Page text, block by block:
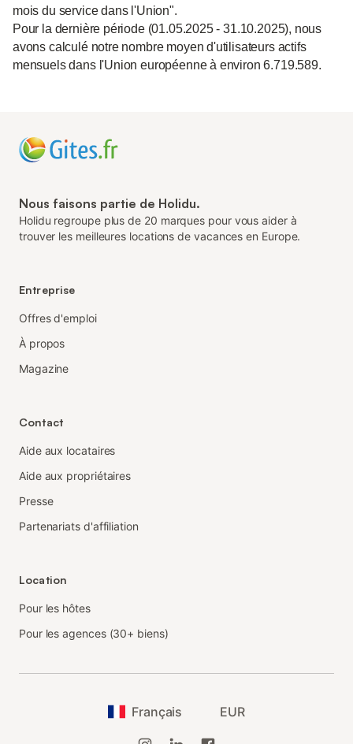
mois du service dans l'Union".
Pour la dernière période (01.05.2025 - 31.10.2025), nous
avons calculé notre nombre moyen d'utilisateurs actifs
mensuels dans l'Union européenne à environ 6.719.589.
Nous faisons partie de Holidu.
Holidu regroupe plus de 20 marques pour vous aider à
trouver les meilleures locations de vacances en Europe.
Entreprise
Offres d'emploi
À propos
Magazine
Contact
Aide aux locataires
Aide aux propriétaires
Presse
Partenariats d'affiliation
Location
Pour les hôtes
Pour les agences (30+ biens)
Français EUR